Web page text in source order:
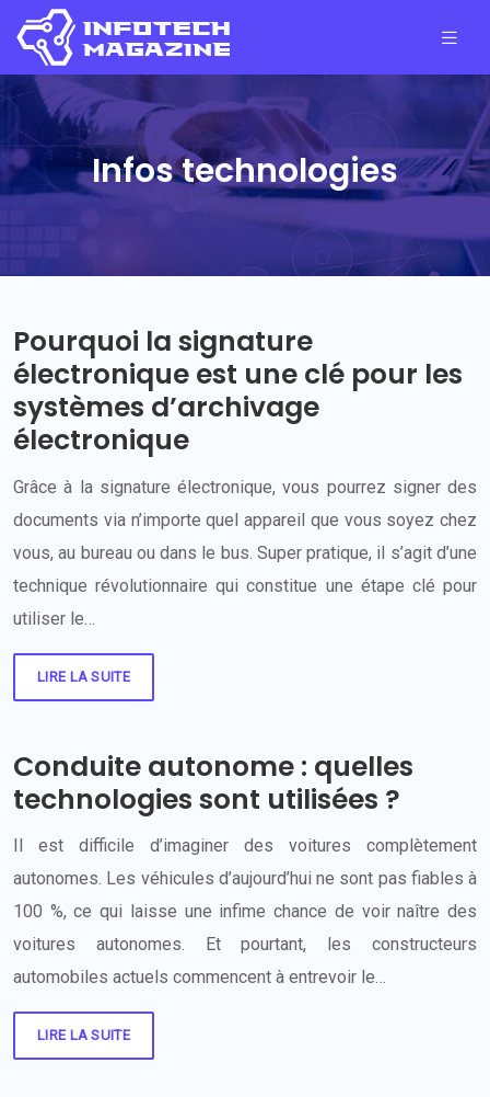
Infos technologies
Pourquoi la signature
électronique est une clé pour les
systèmes d’archivage
électronique
Grâce à la signature électronique, vous pourrez signer des
documents via n’importe quel appareil que vous soyez chez
vous, au bureau ou dans le bus. Super pratique, il s’agit d’une
technique révolutionnaire qui constitue une étape clé pour
utiliser le…
LIRE LA SUITE
Conduite autonome : quelles
technologies sont utilisées ?
Il est difficile d’imaginer des voitures complètement
autonomes. Les véhicules d’aujourd’hui ne sont pas fiables à
100 %, ce qui laisse une infime chance de voir naître des
voitures autonomes. Et pourtant, les constructeurs
automobiles actuels commencent à entrevoir le…
LIRE LA SUITE